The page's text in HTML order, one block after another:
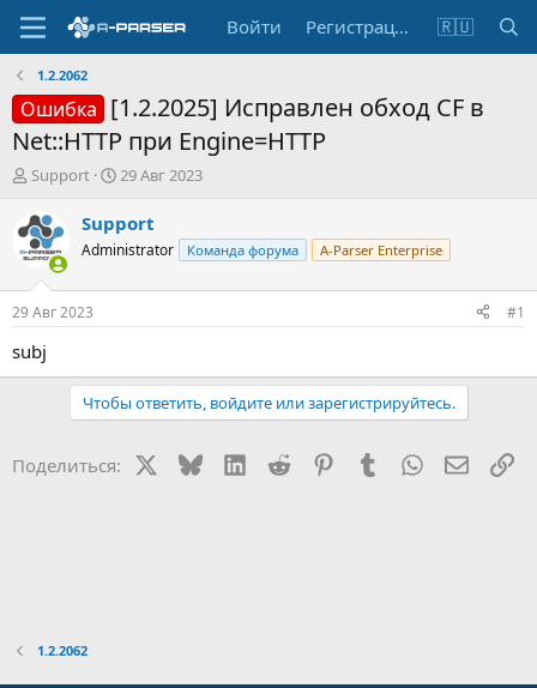
Войти Регистрация 🇷🇺
1.2.2062
Ошибка [1.2.2025] Исправлен обход CF в
Net::HTTP при Engine=HTTP
А
т
о
р
т
е
м
ы
Support
Д
т
а
н
а
29 Авг 2023
Support
Administrator Команда форума A-Parser Enterprise
29 Авг 2023 #1
subj
Чтобы ответить, войдите или зарегистрируйтесь.
Поделиться: BlueskyLinkedIn
Reddit PinterestTumblr WhatsApp
1.2.2062